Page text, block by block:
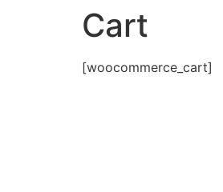
Cart
[woocommerce_cart]